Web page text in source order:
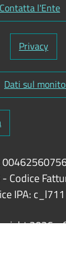
Contatta l'Ente
Privacy
Dati sul
- Codice
IPA: c_l711
2026 -